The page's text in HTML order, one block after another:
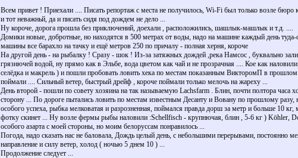
Всем привет ! Приехали .... Писать репортаж с места не получилось, Wi-Fi был только возле бюро
и тот неважньй, да и писать сидя под дождем не дело ...
Ну короче, дорога прошла без приключений, доехали , расположились, шашлык-машлык и т.д. ....
Домики новые, добротные, но находятся в 500 метрах от воды, надо на машине каждый день туда-
машины все барахло на тачку и ещё метров 250 по причалу - полная херня, короче
На другой день - на рыбалку ! Сразу - шок ! Из-за затяжных дождей ,река Намсос , буквально
грязнючей водой, ну прямо как в Эльбе, вода цветом как чай и не прозрачная .... Кое как
селёдка и макрель ) и пошли пробовать ловить хека по местам показанным ВикторомП в
поймали .... Сильный ветер, быстрый дрейф , короче поймали только мелочь на жареху ...
День второй - пошли по совету хозяина на так называемую Lachsfarm . Блин, почти полтора часа
сторону ... По дороге пытались ловить по местам известным Десанту и Вовану по прошлому разу,
особого успеха, рыбка мелковатая и разрозненная, поймался правда дорш за метр и больше 10 кг,
фотку скинет ... Ну возле фермы рыбы наловили :Schellfisch - крупнючая, блин , 5-6 кг ) Köhler,
особого азарта с моей стороны, но моим белоруссам понравилось ...
Погода, надо сказать нас не баловала, Дождь целый день, с небольшими перерывами, постоянно
направление и силу ветер, холод ( ночью 5 днем 10 ) ...
Продолжение следует ...